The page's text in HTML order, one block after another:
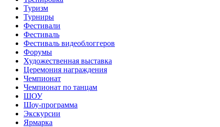
Туризм
Турниры
Фестивали
Фестиваль
Фестиваль видеоблоггеров
Форумы
Художественная выставка
Церемония награждения
Чемпионат
Чемпионат по танцам
ШОУ
Шоу-программа
Экскурсии
Ярмарка